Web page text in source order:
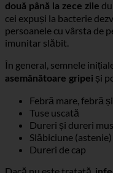
Thesimptome inițialede
două până la zece zile
cei expuși la bacterie
persoanele cu vârsta de
În general, semnele
Febră mare, febră și
Tuse uscată
Dureri și dureri
Slăbiciune (astenie)